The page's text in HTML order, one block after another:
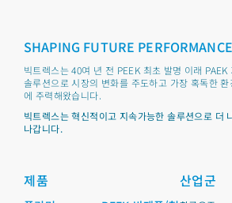
SHAPING FUTURE
빅트렉스는 40여 년 전 PEEK 최초 발명 이래 PAEK
솔루션으로 시장의 변화를 주도하고 가장 혹독한
에 주력해왔습니다.
빅트렉스는 혁신적이고 지속가능한 솔루션으로 더
나갑니다.
제품 산업군